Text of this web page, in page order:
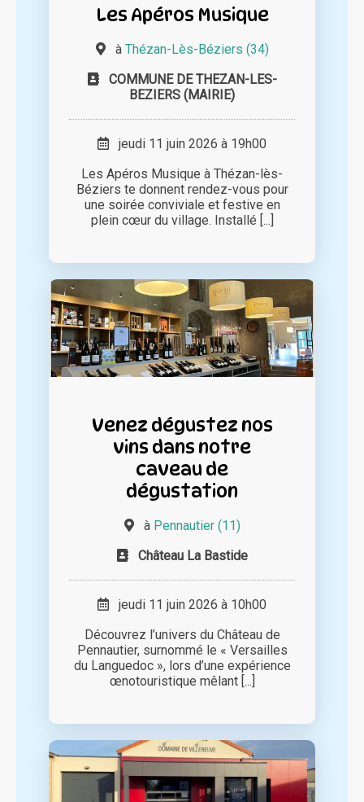
Les Apéros Musique
à Thézan-Lès-Béziers (34)
COMMUNE DE THEZAN-LES-
BEZIERS (MAIRIE)
jeudi 11 juin 2026 à 19h00
Les Apéros Musique à Thézan-lès-
Béziers te donnent rendez-vous pour
une soirée conviviale et festive en
plein cœur du village. Installé [...]
Venez dégustez nos
vins dans notre
caveau de
dégustation
à Pennautier (11)
Château La Bastide
jeudi 11 juin 2026 à 10h00
Découvrez l’univers du Château de
Pennautier, surnommé le « Versailles
du Languedoc », lors d’une expérience
œnotouristique mêlant [...]